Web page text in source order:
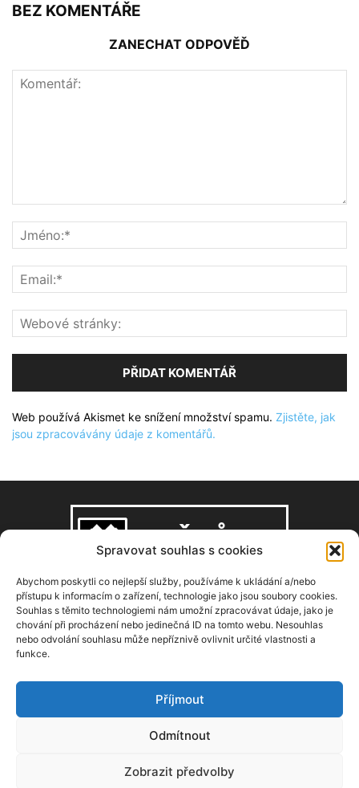
Spravovat souhlas s cookies
Abychom poskytli co nejlepší služby, používáme k ukládání a/nebo
přístupu k informacím o zařízení, technologie jako jsou soubory cookies.
Souhlas s těmito technologiemi nám umožní zpracovávat údaje, jako je
chování při procházení nebo jedinečná ID na tomto webu. Nesouhlas
nebo odvolání souhlasu může nepříznivě ovlivnit určité vlastnosti a
funkce.
Příjmout
Odmítnout
Zobrazit předvolby
BEZ KOMENTÁŘE
ZANECHAT ODPOVĚĎ
Web používá Akismet ke snížení množství spamu. Zjistěte, jak
jsou zpracovávány údaje z komentářů.
O NÁS
NÁSLEDUJ NÁS